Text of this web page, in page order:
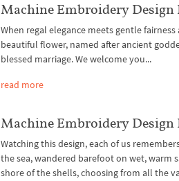
Machine Embroidery Design
When regal elegance meets gentle
beautiful flower, named after ancient
blessed marriage. We welcome you...
read more
Machine Embroidery Design
Watching this design, each of us
the sea, wandered barefoot on wet, warm
shore of the shells, choosing from all the